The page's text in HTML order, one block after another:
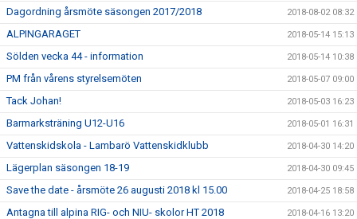
Dagordning årsmöte säsongen 2017/2018 2018-08-02 08:32
ALPINGARAGET 2018-05-14 15:13
Sölden vecka 44 - information 2018-05-14 10:38
PM från vårens styrelsemöten 2018-05-07 09:00
Tack Johan! 2018-05-03 16:23
Barmarksträning U12-U16 2018-05-01 16:31
Vattenskidskola - Lambarö Vattenskidklubb 2018-04-30 14:20
Lägerplan säsongen 18-19 2018-04-30 09:45
Save the date - årsmöte 26 augusti 2018 kl 15.00 2018-04-25 18:58
Antagna till alpina RIG- och NIU- skolor HT 2018 2018-04-16 13:20